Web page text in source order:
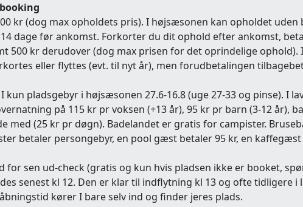
kr (dog max opholdets pris). I højsæsonen kan opholdet uden
dage før ankomst. Forkorter du dit ophold efter ankomst,
500 kr derudover (dog max prisen for det oprindelige ophold).
eller flyttes (evt. til nyt år), men forudbetalingen
kun pladsgebyr i højsæsonen 27.6-16.8 (uge 27-33 og pinse). I
på 115 kr pr voksen (+13 år), 95 kr pr barn (3-12 år),
med (25 kr pr døgn). Badelandet er gratis for campister.
betaler persongebyr, en pool gæst betaler 95 kr, en kaffegæst
for sen ud-check (gratis og kun hvis pladsen ikke er booket,
senest kl 12. Den er klar til indflytning kl 13 og ofte tidligere i
kører I bare selv ind og finder jeres plads.